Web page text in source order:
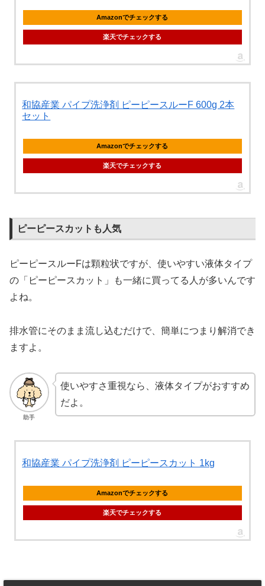
Amazonでチェックする
楽天でチェックする
和協産業 パイプ洗浄剤 ピーピースルーF 600g 2本
セット
Amazonでチェックする
楽天でチェックする
ピーピースカットも人気
ピーピースルーFは顆粒状ですが、使いやすい液体タイプ
の「ピーピースカット」も一緒に買ってる人が多いんです
よね。
排水管にそのまま流し込むだけで、簡単につまり解消でき
ますよ。
助手
使いやすさ重視なら、液体タイプがおすすめ
だよ。
和協産業 パイプ洗浄剤 ピーピースカット 1kg
Amazonでチェックする
楽天でチェックする